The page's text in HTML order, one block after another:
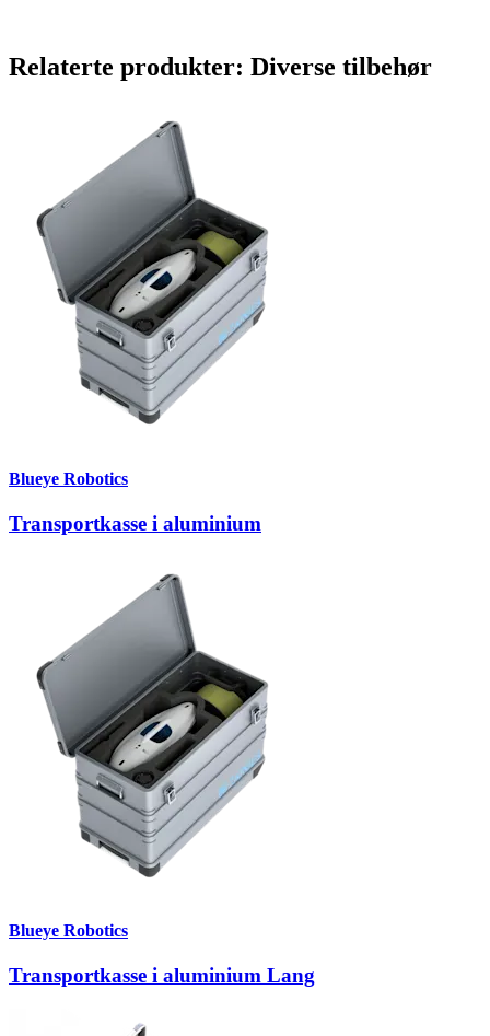
Relaterte produkter: Diverse tilbehør
Blueye Robotics
Transportkasse i aluminium
Blueye Robotics
Transportkasse i aluminium Lang